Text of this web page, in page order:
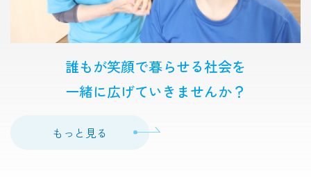
誰もが笑顔で暮らせる社会を
一緒に広げていきませんか？
もっと見る